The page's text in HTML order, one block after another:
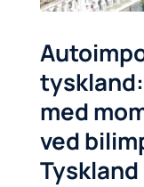
med
ved
Tyskland